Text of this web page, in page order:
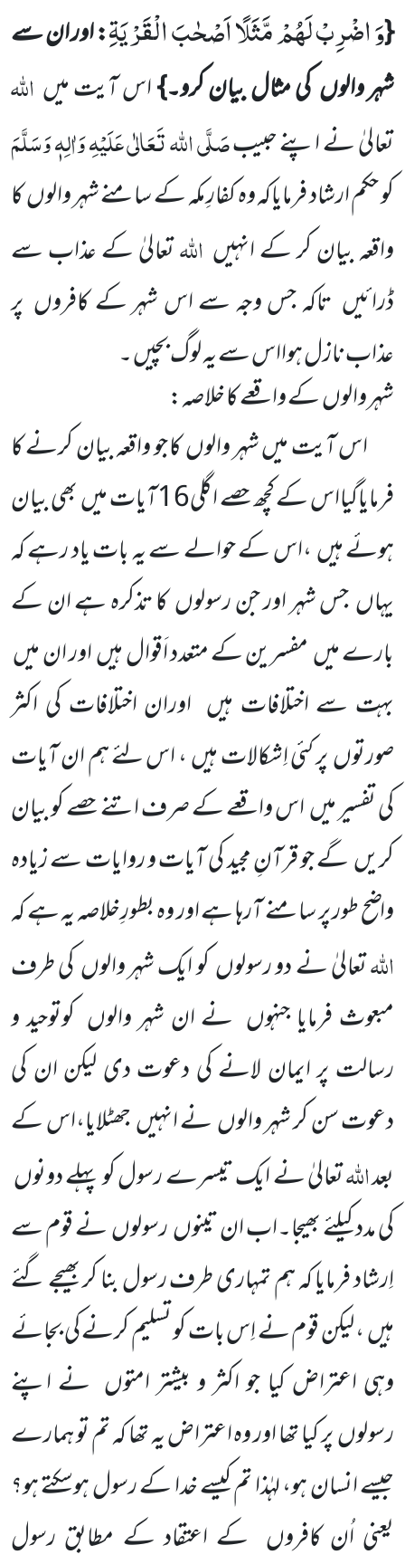
{وَ اضْرِبْ لَهُمْ مَّثَلًا اَصْحٰبَ الْقَرْیَةِ: اور ان سے
شہر والوںکی مثال بیان کرو۔}اس آیت میں اللہ
تعالیٰ نے اپنےحبیبصَلَّی اللہتَعَالٰی عَلَیْہِ وَاٰلِہٖ وَسَلَّمَ
کو حکم ارشاد فرمایاکہ وہ کفارِ مکہ کے سامنے شہر والوںکا
واقعہ بیان کر کے انہیں اللہتعالیٰ کے عذاب سے
ڈرائیں تاکہ جس وجہ سے اس شہر کے کافروں پر
عذاب نازل ہوااس سے یہ لوگ بچیں ۔
شہر والوںکے واقعے کا خلاصہ:
اس آیت میں شہر والوںکا جو واقعہ بیان کرنے کا
فرمایاگیااس کے کچھ حصے اگلی16آیات میںبھی بیان
ہوئے ہیں،اس کے حوالے سے یہ بات یاد رہے کہ
یہاںجس شہر اور جن رسولوںکا تذکرہ ہے ان کے
بارے میںمفسرین کے متعدد اَقوال ہیںاور ان میں
بہت سے اختلافات ہیں اوران اختلافات کی اکثر
صورتوںپر کئی اِشکالات ہیں، اس لئے ہم ان آیات
کی تفسیر میںاس واقعے کے صرف اتنے حصے کو بیان
کریںگے جو قرآنِ مجید کی آیات و روایات سے زیادہ
واضح طور پر سامنے آرہا ہے اور وہ بطورِخلاصہ یہ ہے کہ
اللہتعالیٰ نے دو رسولوںکو ایک شہر والوںکی طرف
مبعوث فرمایا جنہوں نے انشہر والوں کوتوحید و
رسالت پر ایمان لانے کی دعوت دی لیکن ان کی
دعوت سن کر شہر والوںنے انہیںجھٹلایا،اس کے
بعداللہتعالیٰ نے ایک تیسرے رسول کو پہلےدونوں
کی مدد کیلئے بھیجا۔اب ان تینوںرسولوںنے قوم سے
اِرشاد فرمایا کہ ہمتمہاری طرف رسول بنا کر بھیجے گئے
ہیں، لیکن قوم نے اِس بات کو تسلیم کرنے کی بجائے
وہی اعتراض کیا جو اکثر و بیشتر امتوں نے اپنے
رسولوںپر کیا تھا اور وہ اعتراض یہ تھا کہ تم تو ہمارے
جیسے انسان ہو، لہٰذا تم کیسے خدا کے رسول ہوسکتے ہو؟
یعنی اُن کافروں کے اعتقاد کے مطابق رسول